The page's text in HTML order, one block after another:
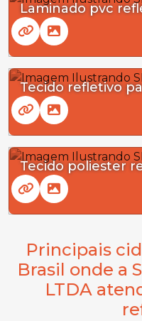
Laminado pvc
Tecido refletivo
Tecido poliester
Principais
Brasil onde a
LTDA